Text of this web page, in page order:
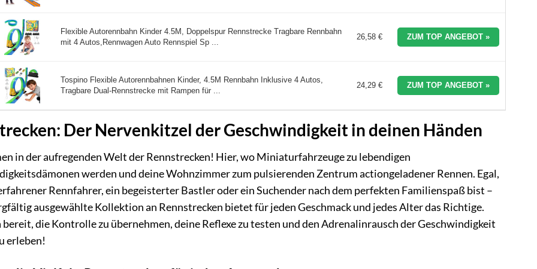
Flexible Autorennbahn Kinder 4.5M, Doppelspur Rennstrecke Tragbare Rennbahn
mit 4 Autos,Rennwagen Auto Rennspiel Sp ...
26,58 € ZUM TOP ANGEBOT »
Tospino Flexible Autorennbahnen Kinder, 4.5M Rennbahn Inklusive 4 Autos,
Tragbare Dual-Rennstrecke mit Rampen für ...
24,29 € ZUM TOP ANGEBOT »
Der Nervenkitzel der Geschwindigkeit in deinen Händen
in der aufregenden Welt der Rennstrecken! Hier, wo Miniaturfahrzeuge zu lebendigen
werden und deine Wohnzimmer zum pulsierenden Zentrum actiongeladener Rennen. Egal,
Rennfahrer, ein begeisterter Bastler oder ein Suchender nach dem perfekten Familienspaß bist –
ausgewählte Kollektion an Rennstrecken bietet für jeden Geschmack und jedes Alter das Richtige.
bereit, die Kontrolle zu übernehmen, deine Reflexe zu testen und den Adrenalinrausch der Geschwindigkeit
erleben!